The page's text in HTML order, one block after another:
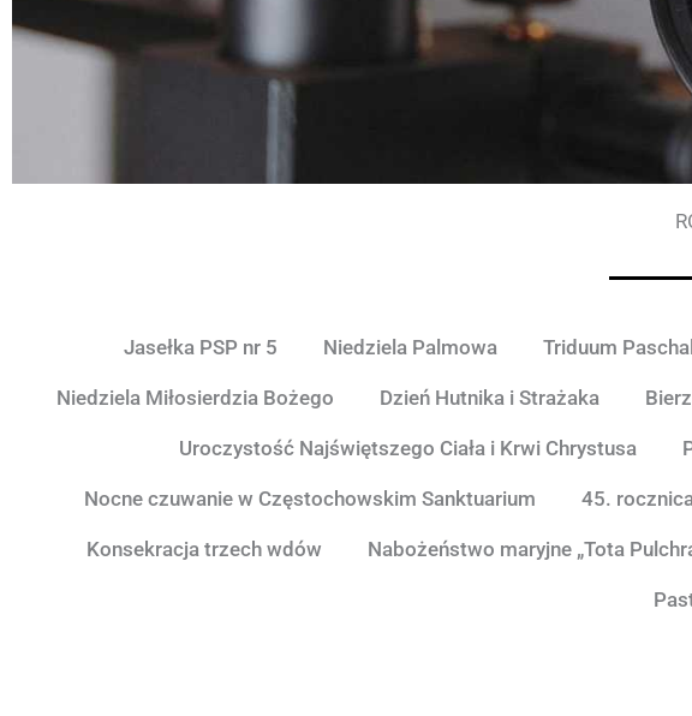
Jasełka PSP nr 5 Niedziela Palmowa Triduum
Niedziela Miłosierdzia Bożego Dzień Hutnika i Strażaka
Uroczystość Najświętszego Ciała i Krwi Chrystusa
Nocne czuwanie w Częstochowskim Sanktuarium 45.
Konsekracja trzech wdów Nabożeństwo maryjne „Tota